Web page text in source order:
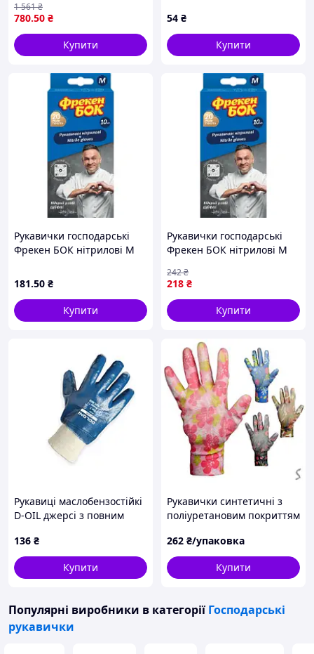
козячою шкірою й
бавовною
780.50 ₴
1 561₴
Купити
54 ₴
Купити
Рукавички господарські
Фрекен БОК нітрилові M
MDR
181.50 ₴
Купити
Рукавички господарські
Фрекен БОК нітрилові M
218 ₴
242₴
Купити
Рукавиці маслобензостійкі
D-OIL джерсі з повним
розмір 11, сині, в'яз. манж
DOLONI
136 ₴
Купити
Рукавички синтетичні з
поліуретановим покриттям
262 ₴/упаковка
Купити
Популярні виробники в категорії Господарські
рукавички